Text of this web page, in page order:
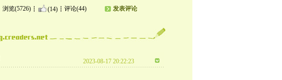
浏览(5726) (14) 评论(44) 发表评论
2023-08-17 20:22:23